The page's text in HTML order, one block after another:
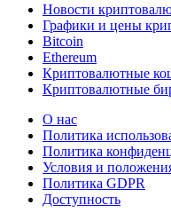
Новости
Графики и цены
Bitcoin
Ethereum
Криптовалютные
Криптовалютные
О нас
Политика
Политика
Условия и
Политика GDPR
Доступность